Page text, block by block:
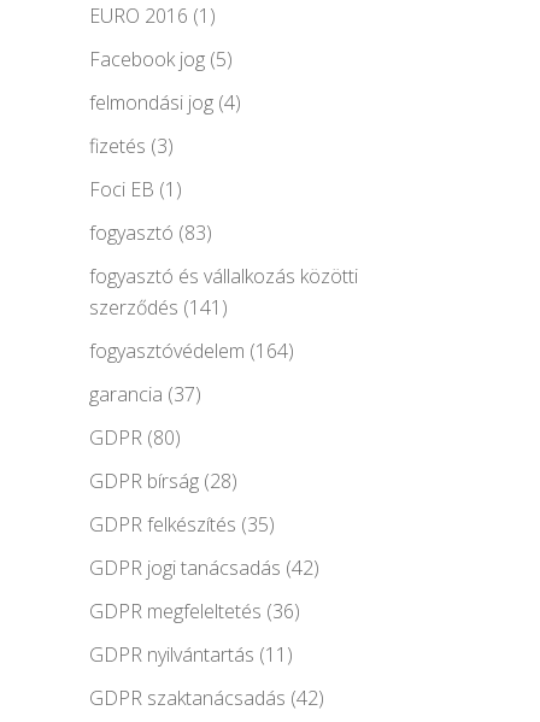
EURO 2016 (1)
Facebook jog (5)
felmondási jog (4)
fizetés (3)
Foci EB (1)
fogyasztó (83)
fogyasztó és vállalkozás közötti
szerződés (141)
fogyasztóvédelem (164)
garancia (37)
GDPR (80)
GDPR bírság (28)
GDPR felkészítés (35)
GDPR jogi tanácsadás (42)
GDPR megfeleltetés (36)
GDPR nyilvántartás (11)
GDPR szaktanácsadás (42)